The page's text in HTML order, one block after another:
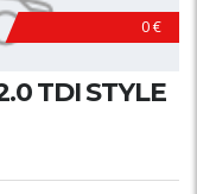
0 €
TDI STYLE